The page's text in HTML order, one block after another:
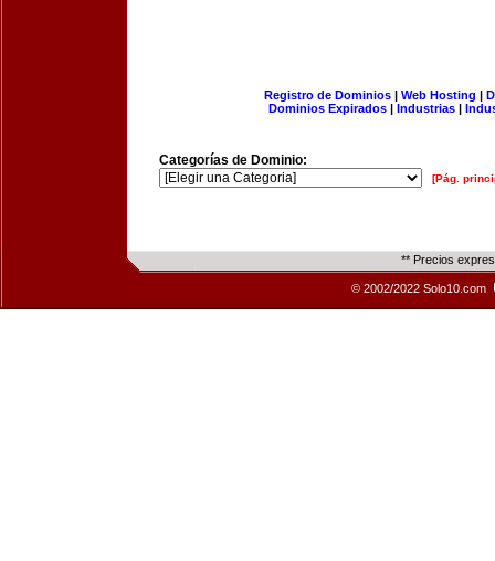
Registro de Dominios| Web Hosting |
Dominios Expirados | Industrias |
Categorías de Dominio:
[Pág.
** Precios
© 2002/2022 Solo10.com